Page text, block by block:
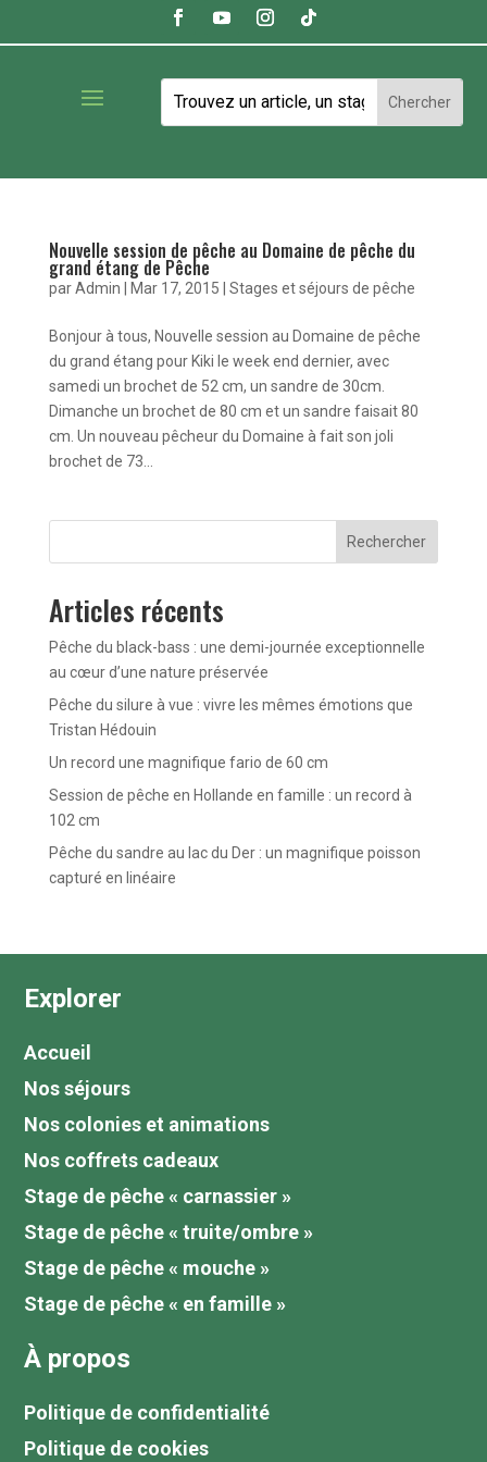
Nouvelle session de pêche au Domaine de pêche du
grand étang de Pêche
parAdmin Mar 17, 2015 Stages et séjours de pêche
Bonjour à tous, Nouvelle session au Domaine de pêche
du grand étang pour Kiki le week end dernier, avec
samedi un brochet de 52 cm, un sandre de 30cm.
Dimanche un brochet de 80 cm et un sandre faisait 80
cm. Un nouveau pêcheur du Domaine à fait son joli
brochet de 73...
Rechercher
Articles récents
Pêche du black-bass : une demi-journée exceptionnelle
au cœur d’une nature préservée
Pêche du silure à vue : vivre les mêmes émotions que
Tristan Hédouin
Un record une magnifique fario de 60 cm
Session de pêche en Hollande en famille : un record à
102 cm
Pêche du sandre au lac du Der : un magnifique poisson
capturé en linéaire
Explorer
Accueil
Nos séjours
Nos colonies et animations
Nos coffrets cadeaux
Stage de pêche « carnassier »
Stage de pêche « truite/ombre »
Stage de pêche « mouche »
Stage de pêche « en famille »
À propos
Politique de confidentialité
Politique de cookies